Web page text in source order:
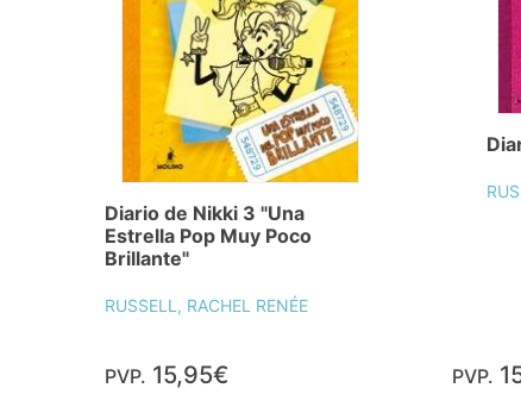
Diario de Nikki 3 "Una
Estrella Pop Muy Poco
Brillante"
RUSSELL, RACHEL RENÉE
PVP. 15,95€ PVP.